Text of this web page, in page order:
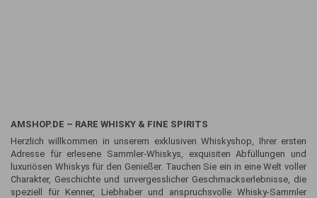
AMSHOP.DE – RARE WHISKY & FINE SPIRITS
Herzlich willkommen in unserem exklusiven Whiskyshop, Ihrer ersten
Adresse für erlesene Sammler-Whiskys, exquisiten Abfüllungen und
luxuriösen Whiskys für den Genießer. Tauchen Sie ein in eine Welt voller
Charakter, Geschichte und unvergesslicher Geschmackserlebnisse, die
speziell für Kenner, Liebhaber und anspruchsvolle Whisky-Sammler